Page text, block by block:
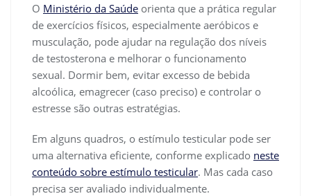
O Ministério da Saúde orienta que a prática regular
de exercícios físicos, especialmente aeróbicos e
musculação, pode ajudar na regulação dos níveis
de testosterona e melhorar o funcionamento
sexual. Dormir bem, evitar excesso de bebida
alcoólica, emagrecer (caso preciso) e controlar o
estresse são outras estratégias.
Em alguns quadros, o estímulo testicular pode ser
uma alternativa eficiente, conforme explicado neste
conteúdo sobre estímulo testicular. Mas cada caso
precisa ser avaliado individualmente.